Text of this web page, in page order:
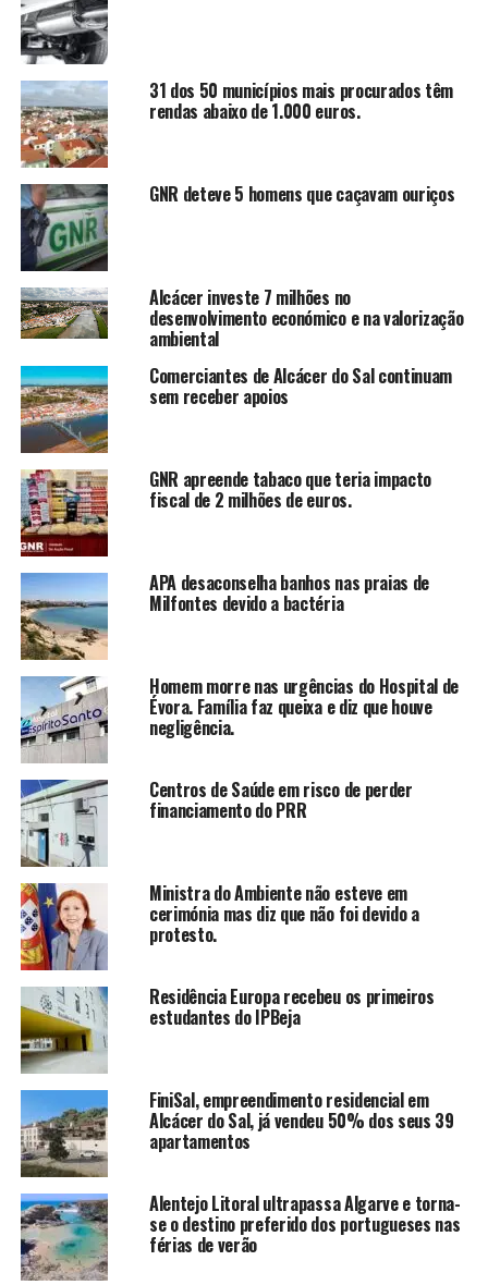
31 dos 50 municípios mais procurados têm
rendas abaixo de 1.000 euros.
GNR deteve 5 homens que caçavam ouriços
Alcácer investe 7 milhões no
desenvolvimento económico e na valorização
ambiental
Comerciantes de Alcácer do Sal continuam
sem receber apoios
GNR apreende tabaco que teria impacto
fiscal de 2 milhões de euros.
APA desaconselha banhos nas praias de
Milfontes devido a bactéria
Homem morre nas urgências do Hospital de
Évora. Família faz queixa e diz que houve
negligência.
Centros de Saúde em risco de perder
financiamento do PRR
Ministra do Ambiente não esteve em
cerimónia mas diz que não foi devido a
protesto.
Residência Europa recebeu os primeiros
estudantes do IPBeja
FiniSal, empreendimento residencial em
Alcácer do Sal, já vendeu 50% dos seus 39
apartamentos
Alentejo Litoral ultrapassa Algarve e torna-
se o destino preferido dos portugueses nas
férias de verão